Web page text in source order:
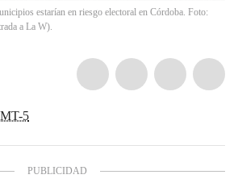
estarían en riesgo electoral en Córdoba. Foto:
a La W).
5